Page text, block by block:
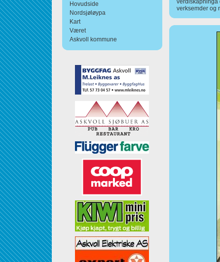
Hovudside
Nordsjøløypa
Kart
Været
Askvoll kommune
verdiskapninga
verksemder og